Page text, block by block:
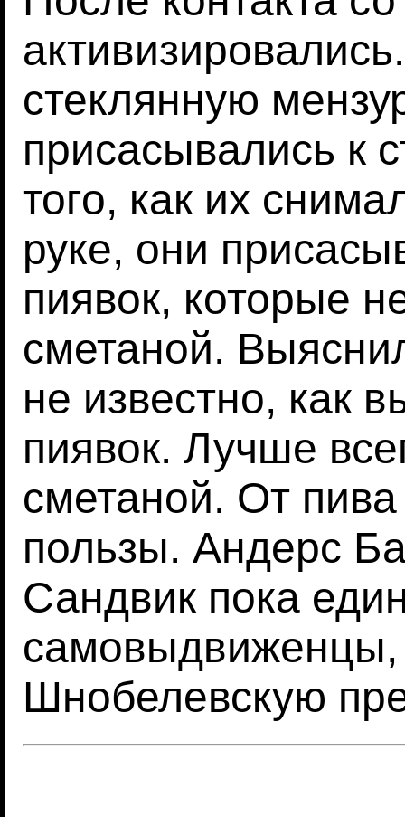
стеклянную
присасывались к
того, как их
руке, они
пиявок, которые
сметаной.
не известно, как
пиявок. Лучше
сметаной. От
пользы. Андерс
Сандвик пока
Шнобелевскую